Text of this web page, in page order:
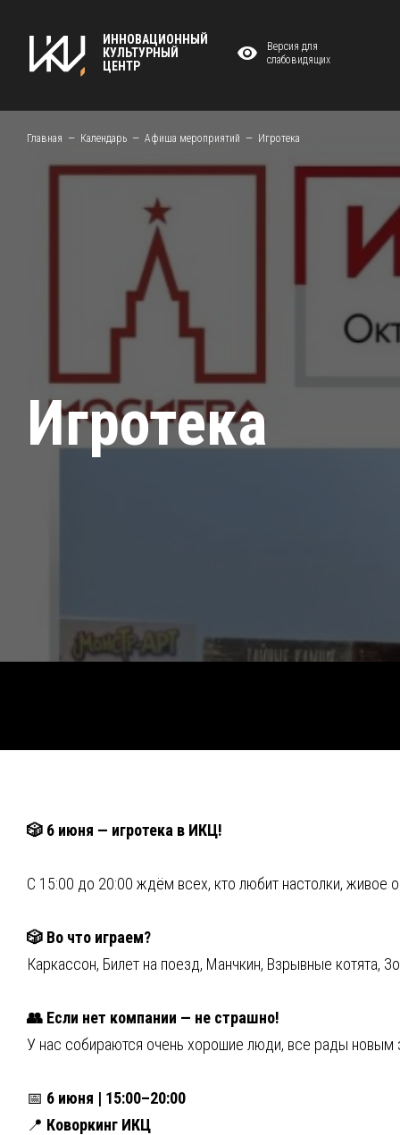
ИННОВАЦИОННЫЙ
КУЛЬТУРНЫЙ
ЦЕНТР
Версия для
слабовидящих
Главная Календарь Афиша мероприятий Игротека
Игротека
🎲 6 июня — игротека в ИКЦ!
С 15:00 до 20:00 ждём всех, кто любит настолки, живое
🎲 Во что играем?
Каркассон, Билет на поезд, Манчкин, Взрывные котята,
👥 Если нет компании — не страшно!
У нас собираются очень хорошие люди, все рады новым
📅 6 июня | 15:00–20:00
📍 Коворкинг ИКЦ